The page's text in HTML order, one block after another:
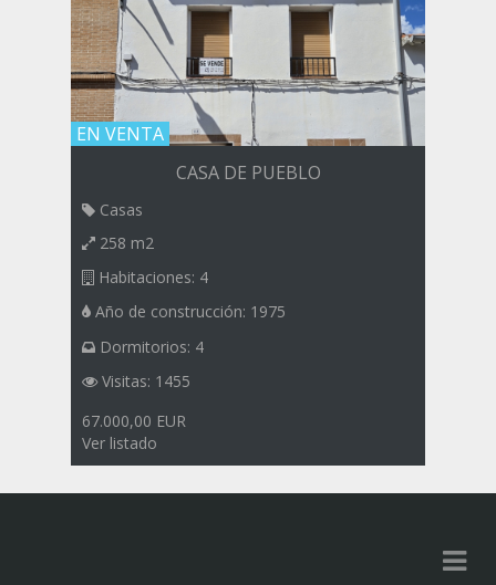
EN VENTA
CASA DE PUEBLO
Casas
258 m2
Habitaciones: 4
Año de construcción: 1975
Dormitorios: 4
Visitas: 1455
67.000,00 EUR
Ver listado